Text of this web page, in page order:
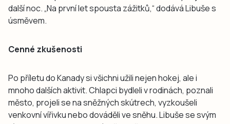
další noc. „Na první let spousta zážitků,“ dodává Libuše s
úsměvem.
Cenné zkušenosti
Po příletu do Kanady si všichni užili nejen hokej, ale i
mnoho dalších aktivit. Chlapci bydleli v rodinách, poznali
město, projeli se na sněžných skútrech, vyzkoušeli
venkovní vířivku nebo dováděli ve sněhu. Libuše se svým